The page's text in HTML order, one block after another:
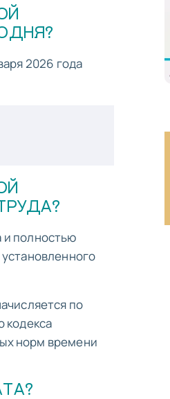
2026 года
и полностью
по
кодекса
норм времени